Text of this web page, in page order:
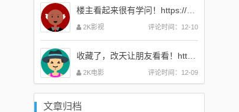
2K影视 评论时间：12-10
2K电影 评论时间：12-09
文章归档